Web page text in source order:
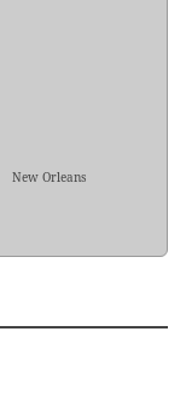
New Orleans